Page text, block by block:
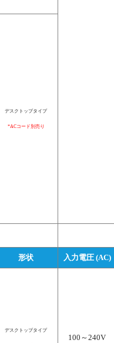
デスクトップタイプ
*ACコード別売り
形状 入力電圧 (AC)
デスクトップタイプ
100～240V